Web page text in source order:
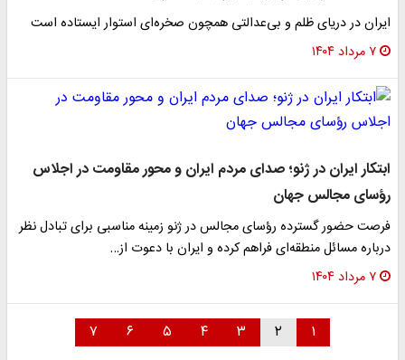
ایران در دریای ظلم و بی‌عدالتی همچون صخره‌ای استوار ایستاده است
۷ مرداد ۱۴۰۴
ابتکار ایران در ژنو؛ صدای مردم ایران و محور مقاومت در اجلاس
رؤسای مجالس جهان
فرصت حضور گسترده رؤسای مجالس در ژنو زمینه مناسبی برای تبادل نظر
درباره مسائل منطقه‌ای فراهم کرده و ایران با دعوت از…
۷ مرداد ۱۴۰۴
۱ ۲ ۳ ۴ ۵ ۶ ۷